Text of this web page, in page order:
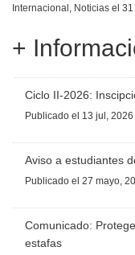
Internacional , Noticias el
+
Ciclo II-2026:
Publicado el 13 jul, 2026
Aviso a estudiantes
Publicado el 27 mayo,
Comunicado:
estafas